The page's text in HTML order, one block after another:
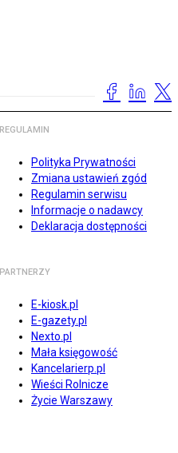
REGULAMIN
Polityka Prywatności
Zmiana ustawień zgód
Regulamin serwisu
Informacje o nadawcy
Deklaracja dostępności
PARTNERZY
E-kiosk.pl
E-gazety.pl
Nexto.pl
Mała księgowość
Kancelarierp.pl
Wieści Rolnicze
Życie Warszawy